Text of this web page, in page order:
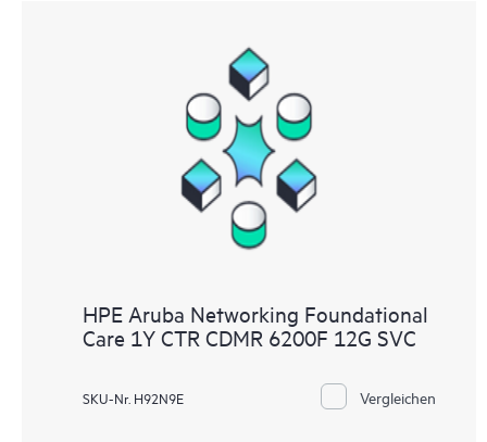
HPE Aruba Networking Foundational
Care 1Y CTR CDMR 6200F 12G SVC
SKU-Nr. H92N9E Vergleichen